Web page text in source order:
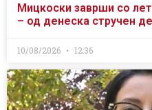
Мицкоски заврши со
– од денеска стручен
10/08/2026 12:36